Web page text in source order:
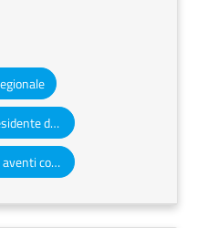
Decreti e ordinanze del Presidente della Giunta regionale
Determinazioni dirigenziali aventi contenuto di interesse generale